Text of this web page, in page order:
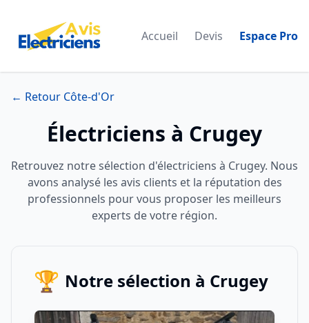
Accueil Devis Espace Pro
← Retour Côte-d'Or
Électriciens à Crugey
Retrouvez notre sélection d'électriciens à Crugey. Nous
avons analysé les avis clients et la réputation des
professionnels pour vous proposer les meilleurs
experts de votre région.
🏆 Notre sélection à Crugey